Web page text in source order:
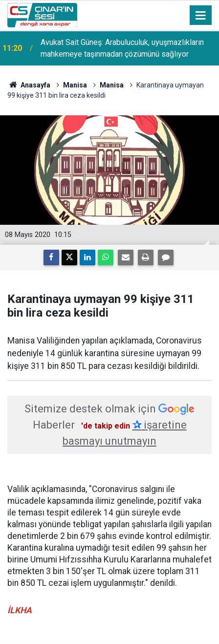
11:20
Avukat Sait Güneş: Arabuluculuk, uyuşmazlıkların
mahkemeye taşınmadan çözümünü sağlıyor
Anasayfa Manisa Manisa
Karantinaya uymayan
99 kişiye 311 bin lira ceza kesildi
10:15
08 Mayıs 2020
Karantinaya uymayan 99 kişiye 311
bin lira ceza kesildi
Manisa Valiliğinden yapılan açıklamada, Coronavirus
nedeniyle 14 günlük karantina süresine uymayan 99
kişiye 311 bin 850 TL para cezası kesildiği bildirildi.
Sitemize destek olmak için
Haberler
'de takip edin ✰işaretine
basmayı unutmayın
Valilik açıklamasında, "Coronavirus salgını ile
mücadele kapsamında ilimiz genelinde, pozitif vaka
ile teması tespit edilerek 14 gün süreyle evde
kalması yönünde tebligat yapılan şahıslarla ilgili yapılan
denetimlerde 2 bin 679 şahıs evinde kontrol edilmiştir.
Karantina kuralına uymadığı tesit edilen 99 şahsın her
birine Umumi Hıfzıssıhha Kurulu Kararlarına muhalefet
etmekten 3 bin 150'şer TL olmak üzere toplam 311
bin 850 TL cezai işlem uygulanmıştır." denildi.
İLKHA